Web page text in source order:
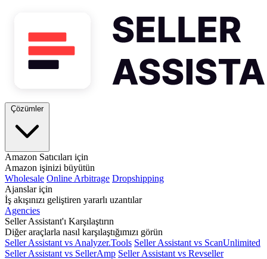
Çözümler
Amazon Satıcıları için
Amazon işinizi büyütün
Wholesale Online Arbitrage Dropshipping
Ajanslar için
İş akışınızı geliştiren yararlı uzantılar
Agencies
Seller Assistant'ı Karşılaştırın
Diğer araçlarla nasıl karşılaştığımızı görün
Seller Assistant vs Analyzer.Tools Seller Assistant vs ScanUnlimited
Seller Assistant vs SellerAmp Seller Assistant vs Revseller